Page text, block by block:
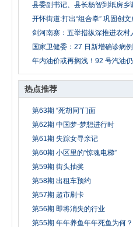
县委副书记、县长杨智到纸房乡
开怀街道:打出“组合拳” 巩固创
剑河南寨：五举措纵深推进农村
国家卫健委：27 日新增确诊病
年内油价或再搁浅！92 号汽油
热点推荐
第63期 “死胡同”门面
第62期 中国梦-梦想进行时
第61期 失踪女寻亲记
第60期 小区里的“惊魂电梯”
第59期 街头抽奖
第58期 出租车预约
第57期 超市刷卡
第56期 即将消失的行业
第55期 年年养鱼年年死鱼为何？